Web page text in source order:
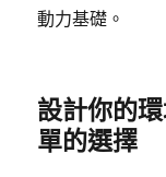
動力基礎。
設計你的
單的選擇